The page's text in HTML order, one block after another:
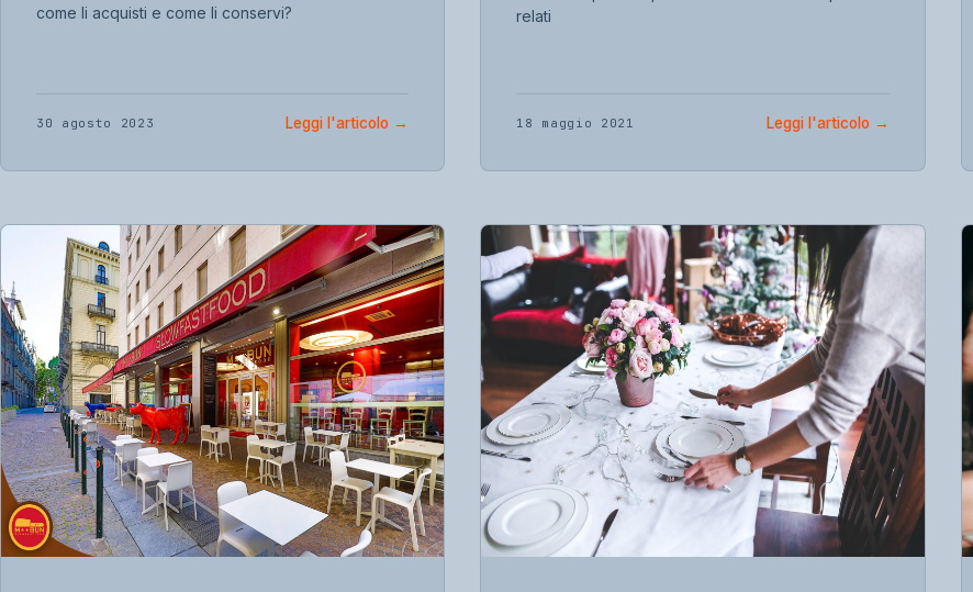
come li acquisti e come li conservi?
30 agosto 2023 Leggi l'articolo →
relati
18 maggio 2021 Leggi l'articolo →